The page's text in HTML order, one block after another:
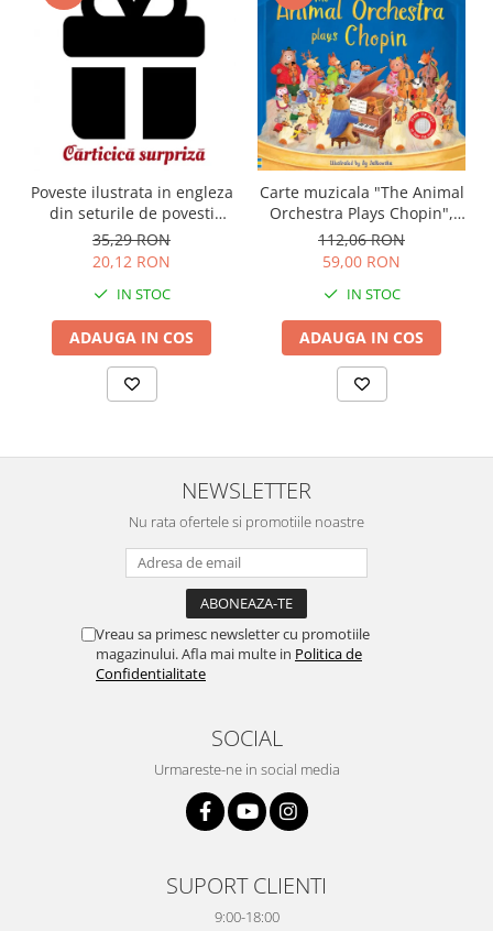
Poveste ilustrata in engleza
din seturile de povesti
Usborne
35,29 RON
20,12 RON
IN STOC
ADAUGA IN COS
Carte muzicala "The Animal
Orchestra Plays Chopin",
cartonata, Usborne
112,06 RON
59,00 RON
IN STOC
ADAUGA IN COS
NEWSLETTER
Nu rata ofertele si promotiile noastre
Vreau sa primesc newsletter cu promotiile
magazinului. Afla mai multe in Politica de
Confidentialitate
SOCIAL
Urmareste-ne in social media
SUPORT CLIENTI
9:00-18:00